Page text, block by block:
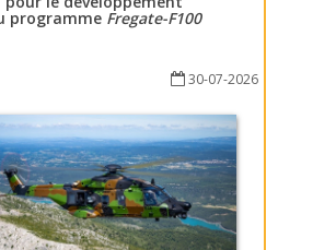
programme Fregate-F100
30-07-2026